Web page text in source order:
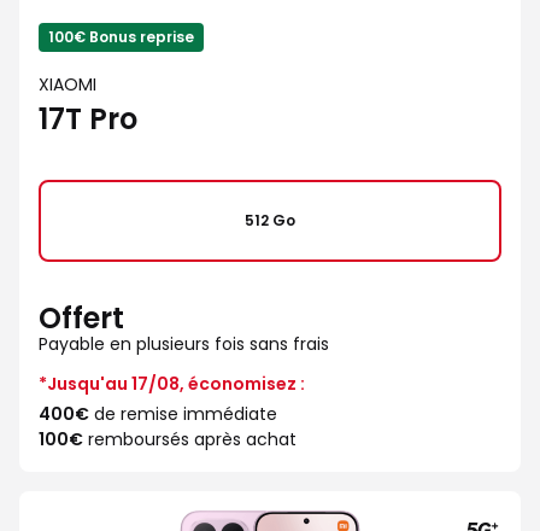
100€ Bonus reprise
XIAOMI
17T Pro
512 Go
Offert
Payable en plusieurs fois sans frais
*Jusqu'au 17/08, économisez :
400€ de remise immédiate
100€ remboursés après achat